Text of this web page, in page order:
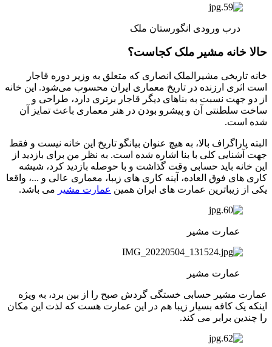
درب ورودی انگورستان ملک
حالا خانه مشیر ملک کجاست؟
خانه تاریخی مشیرالملک انصاری که متعلق به وزیر دوره قاجار
است اثری ارزنده در تاریخ معماری ایران محسوب می‌شود. این خانه
از دو جهت نسبت به بناهای دیگر قاجار برتری دارد، طراحی و
ساخت سلطنتی آن و پیشرو بودن در هنر معماری باعث تمایز آن
شده است.
البته پاراگراف بالا، به هیچ عنوان بیانگو تاریخ این خانه نیست و فقط
جهت آشنایی کلی با بنا اشاره شده است. به نظر من برای بازدید از
این خانه باید حسابی وقت گذاشت و با حوصله بازدید کرد، شیشه
کاری های فوق العاده، آینه کاری های زیبا، معماری عالی و ...، واقعا
یکی از زیباترین عمارت های ایران همین عمارت مشیر می باشد.
عمارت مشیر
عمارت مشیر
عمارت مشیر حسابی خستگی گردش صبح را از بین برد، به ویژه
اینکه یک کافه بسیار زیبا هم در این عمارت هست که لذت این مکان
را چندین برابر می کند.